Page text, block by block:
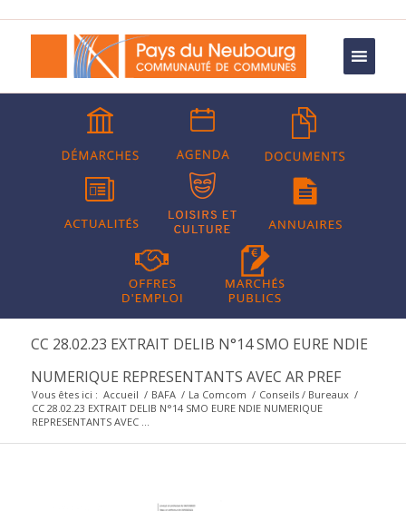
CC 28.02.23 EXTRAIT DELIB N°14 SMO EURE NDIE
NUMERIQUE REPRESENTANTS AVEC AR PREF
Vous êtes ici : Accueil / BAFA / La Comcom / Conseils / Bureaux /
CC 28.02.23 EXTRAIT DELIB N°14 SMO EURE NDIE NUMERIQUE
REPRESENTANTS AVEC ...